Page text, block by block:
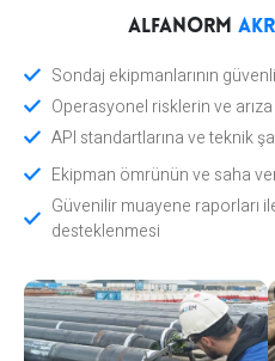
ALFANORM
Sondaj ekipmanlarının
Operasyonel risklerin ve arıza
API standartlarına ve teknik
Ekipman ömrünün ve saha
Güvenilir muayene raporları
desteklenmesi